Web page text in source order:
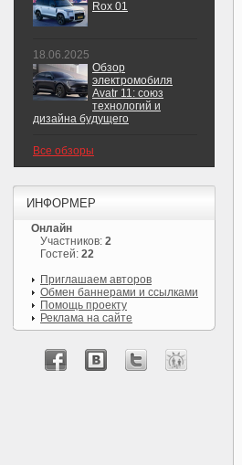
Rox 01
18.06.2025
Обзор
электромобиля
Avatr 11: союз
технологий и
дизайна будущего
Все обзоры
ИНФОРМЕР
Онлайн
Участников: 2
Гостей: 22
Приглашаем авторов
Обмен баннерами и ссылками
Помощь проекту
Реклама на сайте